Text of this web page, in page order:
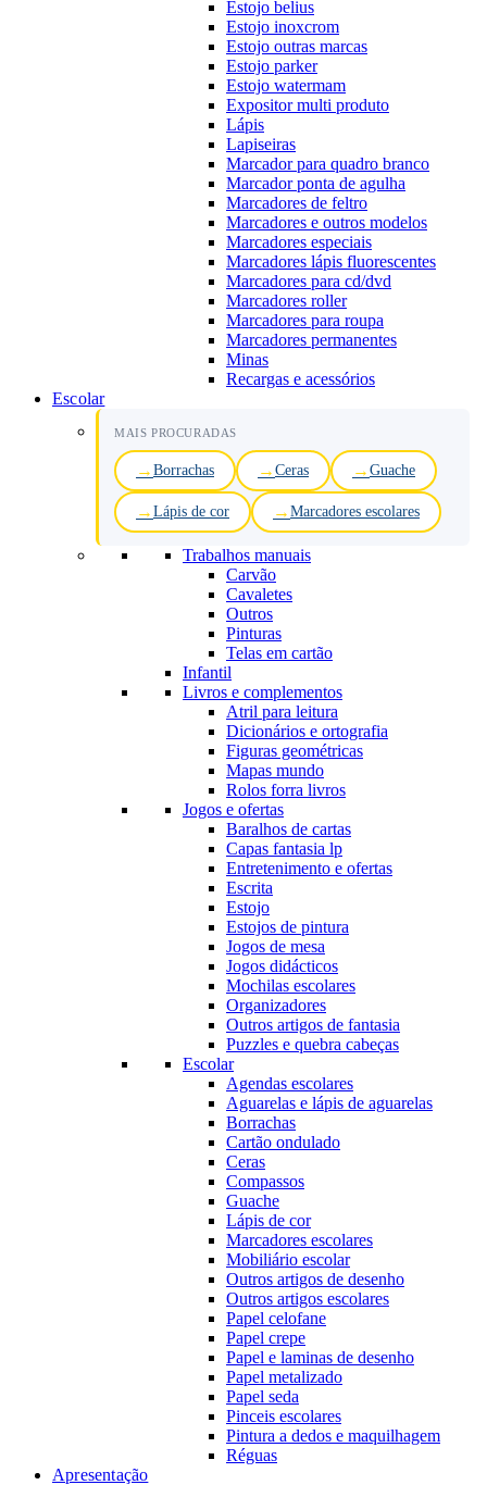
Estojo belius
Estojo inoxcrom
Estojo outras marcas
Estojo parker
Estojo watermam
Expositor multi produto
Lápis
Lapiseiras
Marcador para quadro branco
Marcador ponta de agulha
Marcadores de feltro
Marcadores e outros modelos
Marcadores especiais
Marcadores lápis fluorescentes
Marcadores para cd/dvd
Marcadores roller
Marcadores para roupa
Marcadores permanentes
Minas
Recargas e acessórios
Escolar
MAIS PROCURADAS
Borrachas Ceras Guache
Lápis de cor Marcadores escolares
Trabalhos manuais
Carvão
Cavaletes
Outros
Pinturas
Telas em cartão
Infantil
Livros e complementos
Atril para leitura
Dicionários e ortografia
Figuras geométricas
Mapas mundo
Rolos forra livros
Jogos e ofertas
Baralhos de cartas
Capas fantasia lp
Entretenimento e ofertas
Escrita
Estojo
Estojos de pintura
Jogos de mesa
Jogos didácticos
Mochilas escolares
Organizadores
Outros artigos de fantasia
Puzzles e quebra cabeças
Escolar
Agendas escolares
Aguarelas e lápis de aguarelas
Borrachas
Cartão ondulado
Ceras
Compassos
Guache
Lápis de cor
Marcadores escolares
Mobiliário escolar
Outros artigos de desenho
Outros artigos escolares
Papel celofane
Papel crepe
Papel e laminas de desenho
Papel metalizado
Papel seda
Pinceis escolares
Pintura a dedos e maquilhagem
Réguas
Apresentação